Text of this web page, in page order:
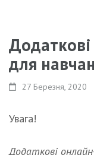
для
27 Березня, 2020
Увага!
Додаткові